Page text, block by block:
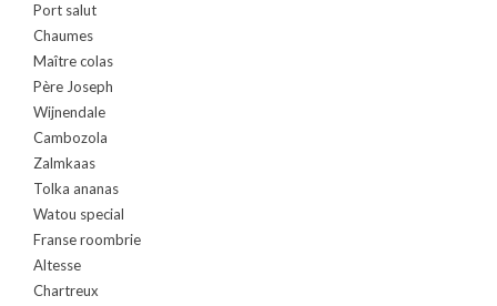
Port salut
Chaumes
Maître colas
Père Joseph
Wijnendale
Cambozola
Zalmkaas
Tolka ananas
Watou special
Franse roombrie
Altesse
Chartreux